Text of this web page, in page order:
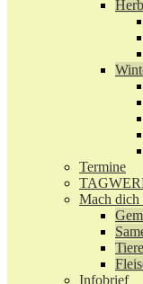
Termine
Mach dich
Tiere
Infobrief